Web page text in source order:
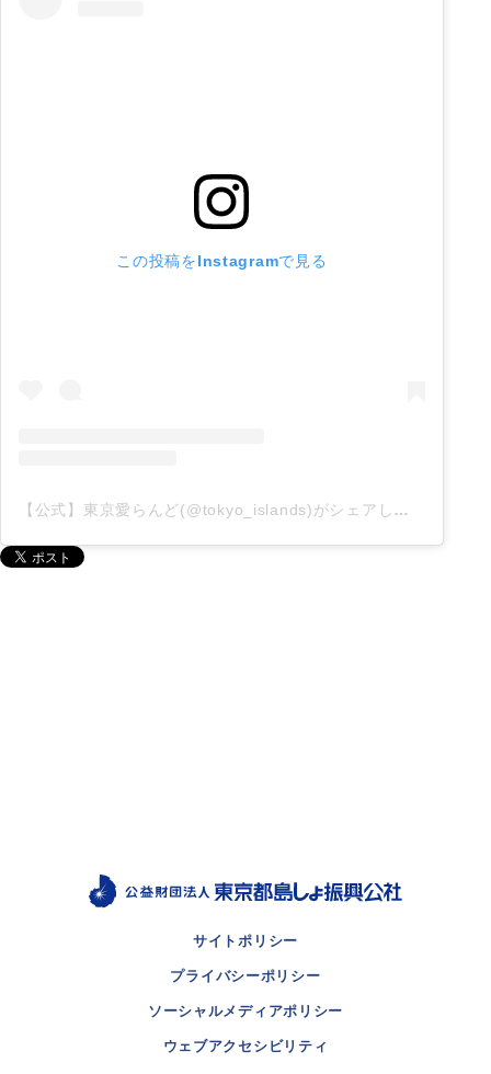
この投稿をInstagramで見る
【公式】東京愛らんど(@tokyo_islands)がシェアした投稿
サイトポリシー
プライバシーポリシー
ソーシャルメディアポリシー
ウェブアクセシビリティ